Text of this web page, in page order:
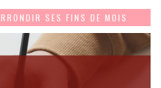
SES FINS DE MOIS